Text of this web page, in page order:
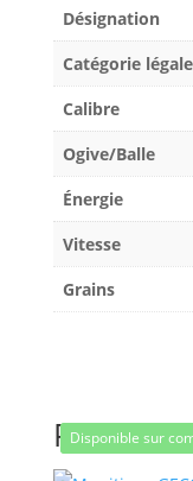
Désignation
Catégorie légale
Calibre
Ogive/Balle
Énergie
Vitesse
Grains
Produits